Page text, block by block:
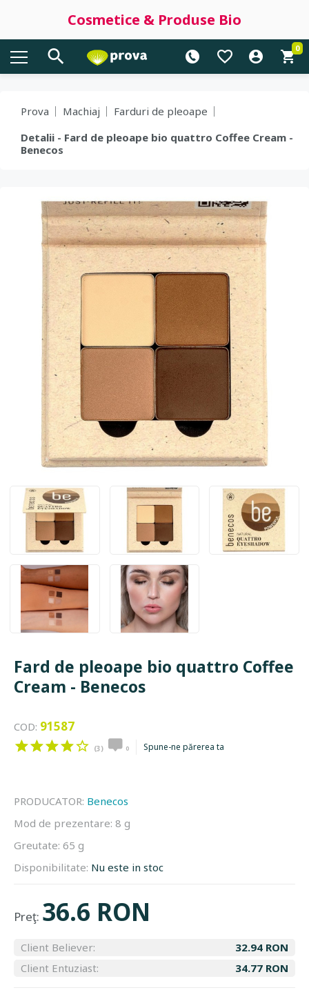
Cosmetice & Produse Bio
0
Prova Machiaj
Farduri de pleoape
Detalii - Fard de pleoape bio quattro Coffee Cream -
Benecos
Fard de pleoape bio quattro Coffee
Cream - Benecos
COD: 91587
(3) 0 Spune-ne părerea ta
PRODUCATOR: Benecos
Mod de prezentare: 8 g
Greutate: 65 g
Disponibilitate: Nu este in stoc
Preţ: 36.6 RON
Client Believer:
32.94 RON
Client Entuziast:
34.77 RON